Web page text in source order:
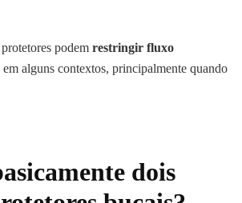
podem restringir fluxo
em alguns contextos, principalmente quando
dois